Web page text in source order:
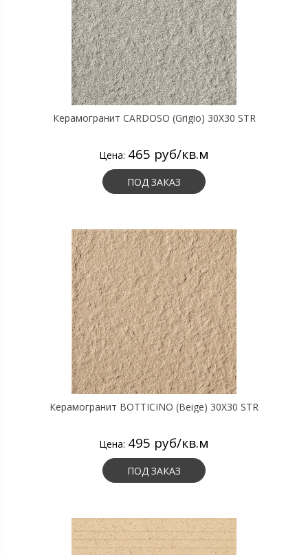
Керамогранит CARDOSO (Grigio) 30X30 STR
Цена: 465 руб/кв.м
ПОД ЗАКАЗ
Керамогранит BOTTICINO (Beige) 30X30 STR
Цена: 495 руб/кв.м
ПОД ЗАКАЗ